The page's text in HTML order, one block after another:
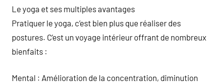
Le yoga et ses multiples avantages
Pratiquer le yoga, c’est bien plus que réaliser des
postures. C’est un voyage intérieur offrant de nombreux
bienfaits :
Mental : Amélioration de la concentration, diminution